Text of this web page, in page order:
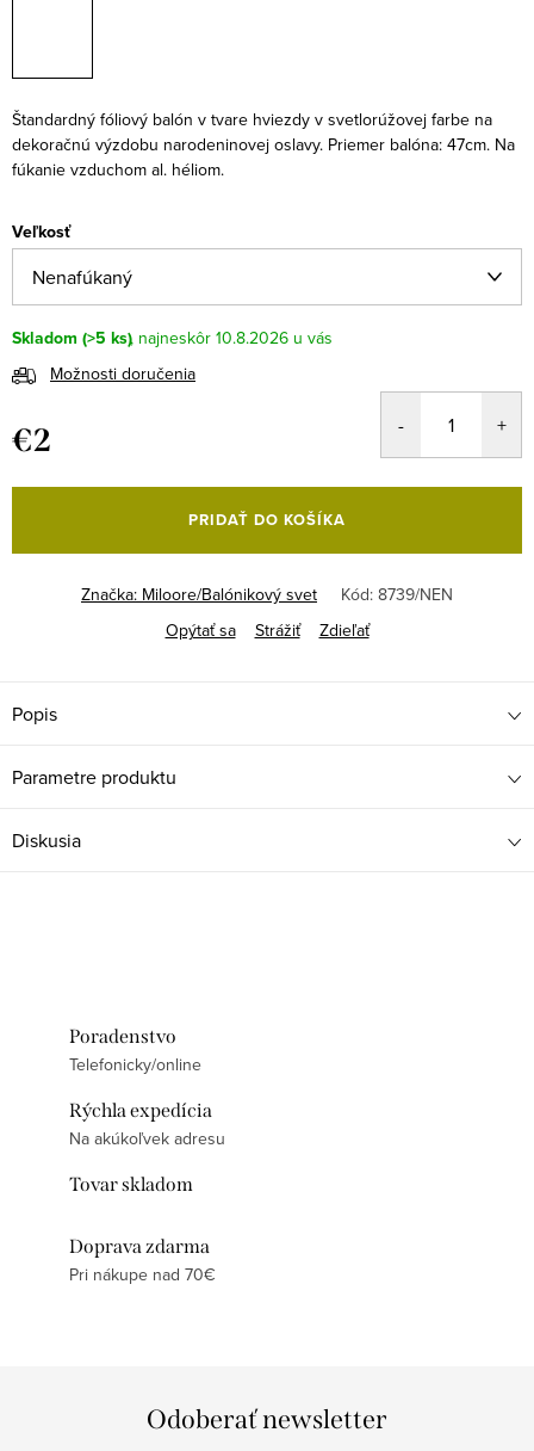
Štandardný fóliový balón v tvare hviezdy v svetlorúžovej farbe na
dekoračnú výzdobu narodeninovej oslavy. Priemer balóna: 47cm. Na
fúkanie vzduchom al. héliom.
Veľkosť
Skladom (>5 ks)
10.8.2026
Možnosti doručenia
€2
cena:
PRIDAŤ DO KOŠÍKA
Značka: Miloore/Balónikový svet Kód: 8739/NEN
Opýtať sa
Strážiť Zdieľať
Popis
Parametre produktu
Diskusia
Poradenstvo
Telefonicky/online
Rýchla expedícia
Na akúkoľvek adresu
Tovar skladom
Doprava zdarma
Pri nákupe nad 70€
Odoberať newsletter